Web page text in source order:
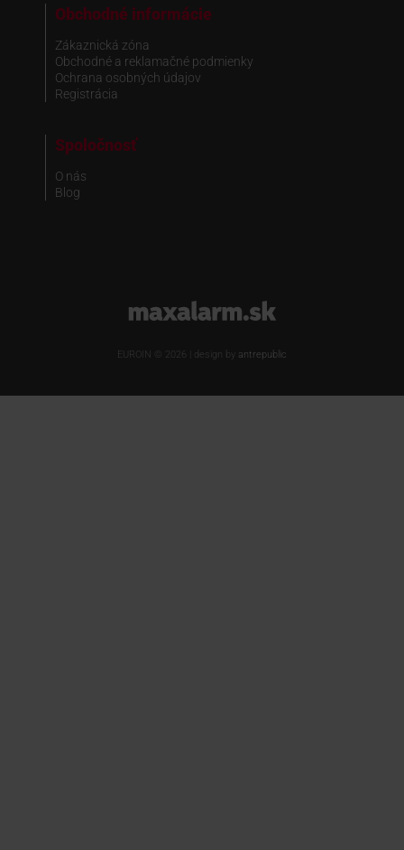
Obchodné informácie
Zákaznická zóna
Obchodné a reklamačné podmienky
Ochrana osobných údajov
Registrácia
Spoločnosť
O nás
Blog
www.maxalarm.sk
EUROIN © 2026 | design by antrepublic